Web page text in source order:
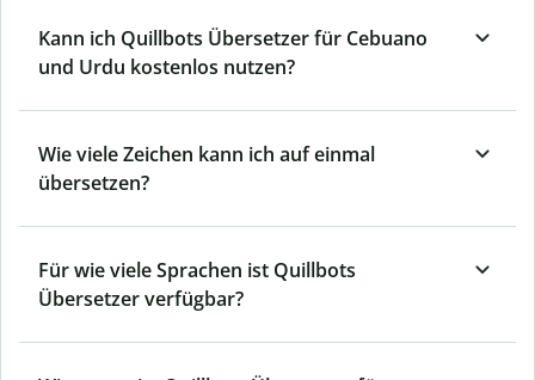
Kann ich Quillbots Übersetzer für Cebuano
und Urdu kostenlos nutzen?
Wie viele Zeichen kann ich auf einmal
übersetzen?
Für wie viele Sprachen ist Quillbots
Übersetzer verfügbar?